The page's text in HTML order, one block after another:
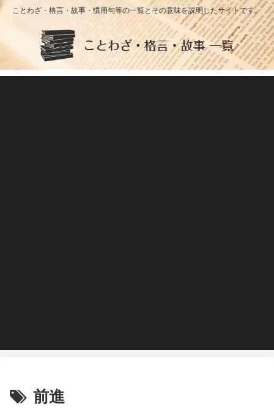
ことわざ・格言・故事・慣用句等の一覧とその意味を説明したサイトです。
前進